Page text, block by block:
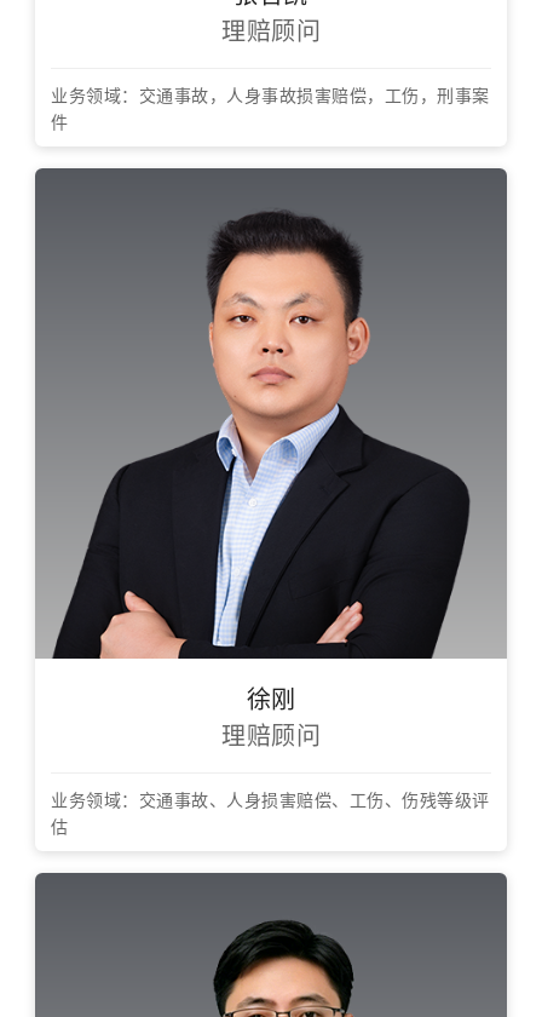
理赔顾问
业务领域：交通事故，人身事故损害赔偿，工伤，刑事案
件
徐刚
理赔顾问
业务领域：交通事故、人身损害赔偿、工伤、伤残等级评
估